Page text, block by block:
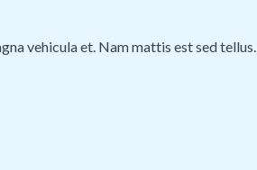
vehicula et. Nam mattis est sed tellus.